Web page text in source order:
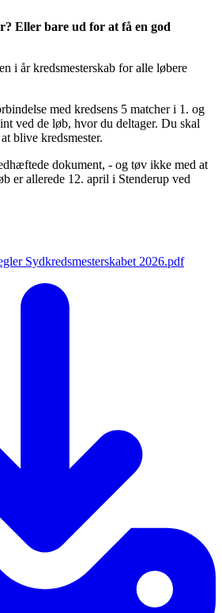
Eller bare ud for at få en god
i år kredsmesterskab for alle løbere
med kredsens 5 matcher i 1. og
ved de løb, hvor du deltager. Du skal
blive kredsmester.
dokument, - og tøv ikke med at
er allerede 12. april i Stenderup ved
Sydkredsmesterskabet 2026.pdf